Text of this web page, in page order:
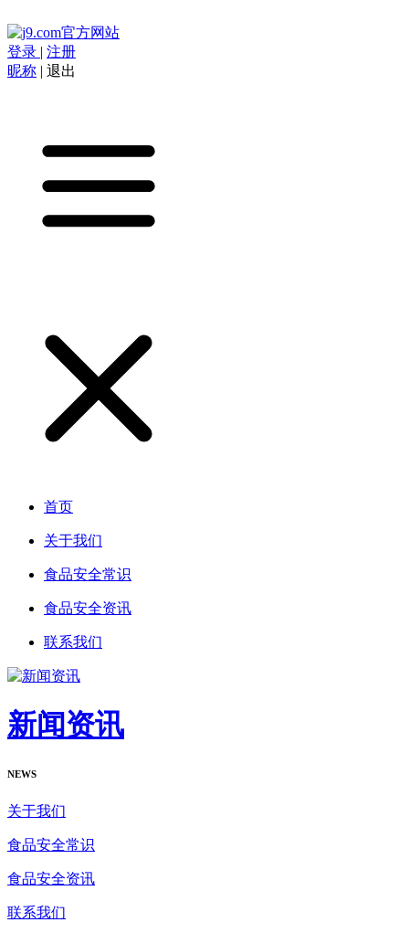
登录 | 注册
昵称 | 退出
首页
关于我们
食品安全常识
食品安全资讯
联系我们
新闻资讯
NEWS
关于我们
食品安全常识
食品安全资讯
联系我们